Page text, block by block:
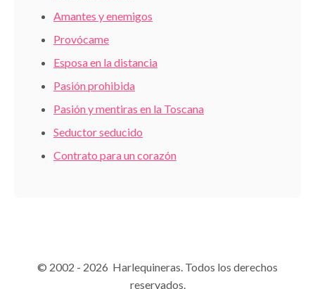
Amantes y enemigos
Provócame
Esposa en la distancia
Pasión prohibida
Pasión y mentiras en la Toscana
Seductor seducido
Contrato para un corazón
© 2002 - 2026 Harlequineras. Todos los derechos
reservados.